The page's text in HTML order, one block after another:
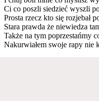
Ci co poszli siedzieć wyszli
Prosta rzecz kto się rozjebał
Stara prawda że niewiedza
Także na tym poprzestańmy
Nakurwiałem swoje rapy nie